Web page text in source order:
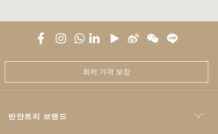
최저 가격 보장
반얀트리 브랜드